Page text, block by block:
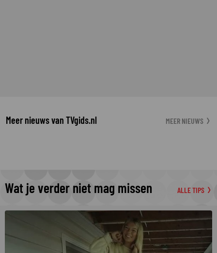
Meer nieuws van TVgids.nl MEER NIEUWS
Wat je verder niet mag missen ALLE TIPS